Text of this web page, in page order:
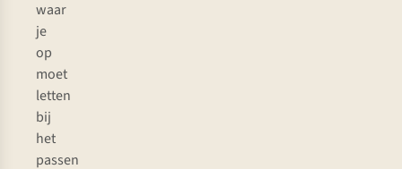
waar
je
op
moet
letten
bij
het
passen